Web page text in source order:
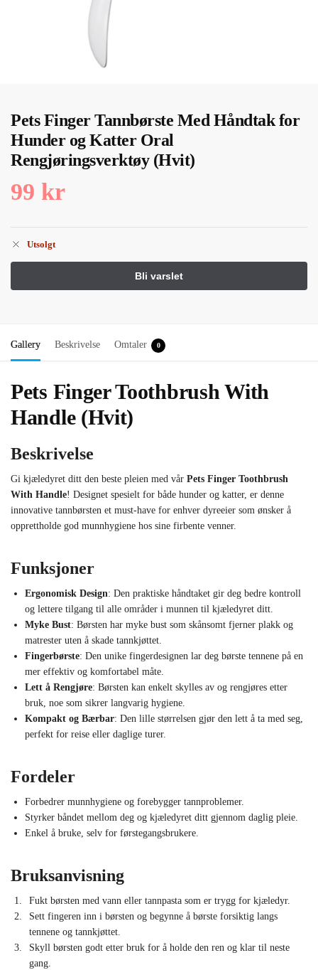
Pets Finger Tannbørste Med Håndtak for
Hunder og Katter Oral
Rengjøringsverktøy (Hvit)
99 kr
Utsolgt
Gallery Beskrivelse Omtaler 0
Pets Finger Toothbrush With
Handle (Hvit)
Beskrivelse
Gi kjæledyret ditt den beste pleien med vår Pets Finger Toothbrush
With Handle! Designet spesielt for både hunder og katter, er denne
innovative tannbørsten et must-have for enhver dyreeier som ønsker å
opprettholde god munnhygiene hos sine firbente venner.
Funksjoner
Ergonomisk Design: Den praktiske håndtaket gir deg bedre kontroll
og lettere tilgang til alle områder i munnen til kjæledyret ditt.
Myke Bust: Børsten har myke bust som skånsomt fjerner plakk og
matrester uten å skade tannkjøttet.
Fingerbørste: Den unike fingerdesignen lar deg børste tennene på en
mer effektiv og komfortabel måte.
Lett å Rengjøre: Børsten kan enkelt skylles av og rengjøres etter
bruk, noe som sikrer langvarig hygiene.
Kompakt og Bærbar: Den lille størrelsen gjør den lett å ta med seg,
perfekt for reise eller daglige turer.
Fordeler
Forbedrer munnhygiene og forebygger tannproblemer.
Styrker båndet mellom deg og kjæledyret ditt gjennom daglig pleie.
Enkel å bruke, selv for førstegangsbrukere.
Bruksanvisning
Fukt børsten med vann eller tannpasta som er trygg for kjæledyr.
Sett fingeren inn i børsten og begynne å børste forsiktig langs
tennene og tannkjøttet.
Skyll børsten godt etter bruk for å holde den ren og klar til neste
gang.